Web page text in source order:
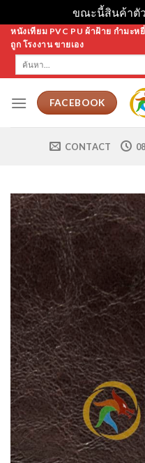
ขณะนี้สินค้าตัว
Skip
content
หนังเทียม PVC PU ผ้าฝ้าย กำมะ
ถูก โรงงาน ขายเอง
ค้นหา:
FACEBOOK
CONTACT